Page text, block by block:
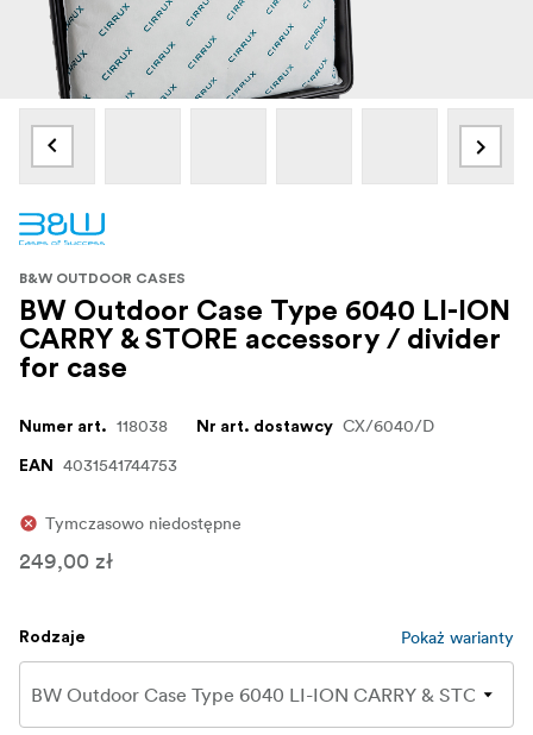
B&W OUTDOOR CASES
BW Outdoor Case Type 6040 LI-ION
CARRY & STORE accessory / divider
for case
Numer art. 118038 Nr art. dostawcy CX/6040/D
EAN 4031541744753
Tymczasowo niedostępne
249,00 zł
Rodzaje Pokaż warianty